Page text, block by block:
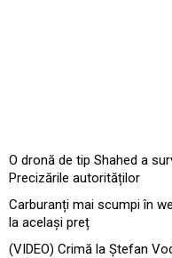
O dronă de tip Shahed a
Precizările autorităților
Carburanți mai scumpi în
la același preț
(VIDEO) Crimă la Ștefan